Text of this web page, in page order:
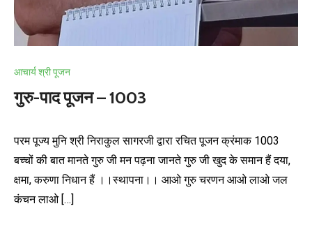
आचार्य श्री पूजन
गुरु-पाद पूजन – 1003
परम पूज्य मुनि श्री निराकुल सागरजी द्वारा रचित पूजन क्रंमाक 1003
बच्चों की बात मानते गुरु जी मन पढ़ना जानते गुरु जी खुद के समान हैं दया,
क्षमा, करुणा निधान हैं ।।स्थापना।। आओ गुरु चरणन आओ लाओ जल
कंचन लाओ […]